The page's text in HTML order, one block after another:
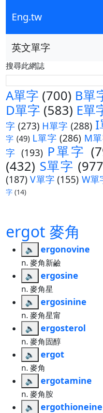
Eng.tw
英文單字
搜尋此網誌
A單字 (700) B單
D單字 (583) E單
字 (273) H單字 (288) I
字 (49) L單字 (286) M
字 (193) P單字
(432) S單字
(187) V單字(155) W單
字 (14)
ergot 麥角
🔈 ergonovine
n. 麥角新鹼
🔈
ergosine
n. 麥角星
🔈
ergosinine
n. 麥角星甯
🔈
ergosterol
n. 麥角固醇
🔈
ergot
n. 麥角
🔈
ergotamine
n. 麥角胺
🔈
ergothioneine